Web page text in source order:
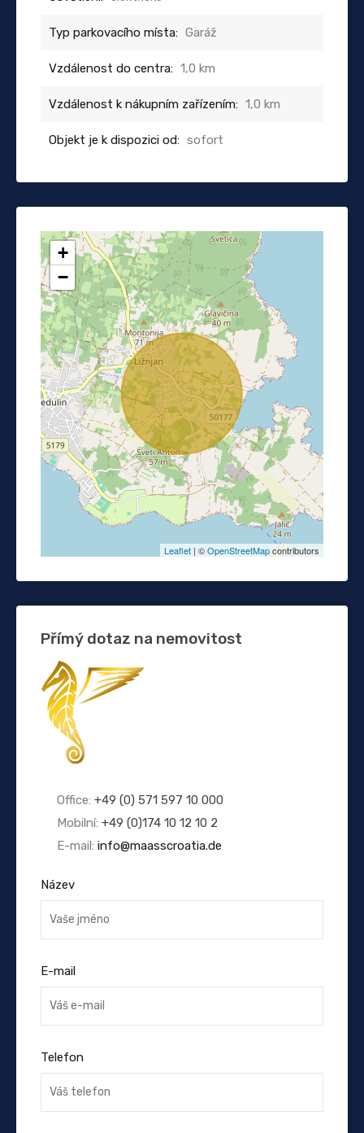
Typ parkovacího místa: Garáž
Vzdálenost do centra: 1,0 km
Vzdálenost k nákupním zařízením: 1,0 km
Objekt je k dispozici od: sofort
+
−
Leaflet | ©OpenStreetMapcontributors
Přímý dotaz na nemovitost
Office: +49 (0) 571 597 10 000
Mobilní: +49 (0)174 10 12 10 2
E-mail: info@maasscroatia.de
Název
E-mail
Telefon